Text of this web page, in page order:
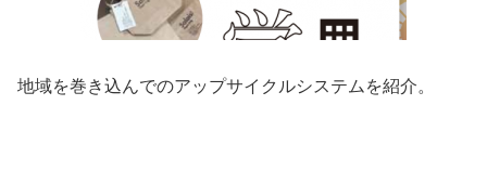
地域を巻き込んでのアップサイクルシステムを紹介。